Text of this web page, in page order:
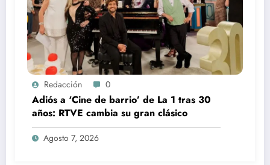
Redacción 0
Adiós a ‘Cine de barrio’ de La 1 tras 30
años: RTVE cambia su gran clásico
Agosto 7, 2026